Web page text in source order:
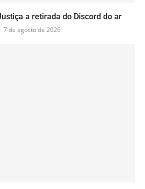
a retirada do Discord do ar
7 de agosto de 2026